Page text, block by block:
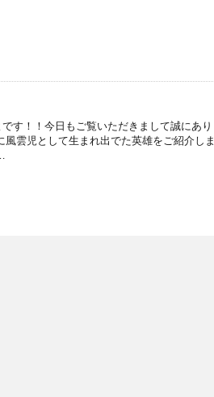
す！！今日もご覧いただきまして誠にあり
雲児として生まれ出でた英雄をご紹介しま